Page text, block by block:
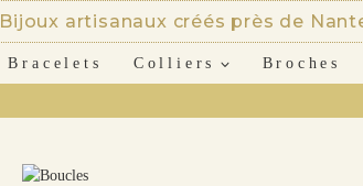
Bijoux artisanaux créés près de
Bracelets Colliers Broches